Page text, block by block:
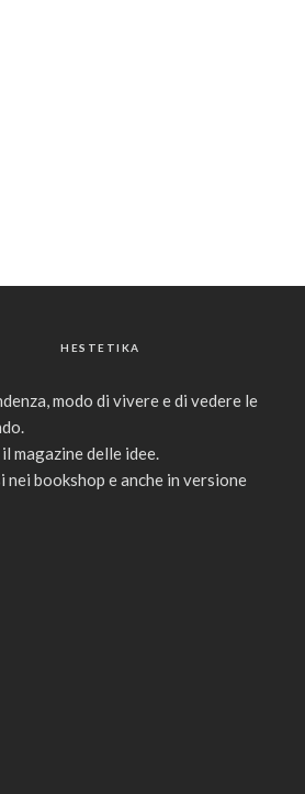
HESTETIKA
modo di vivere e di vedere le
magazine delle idee.
nei bookshop e anche in versione